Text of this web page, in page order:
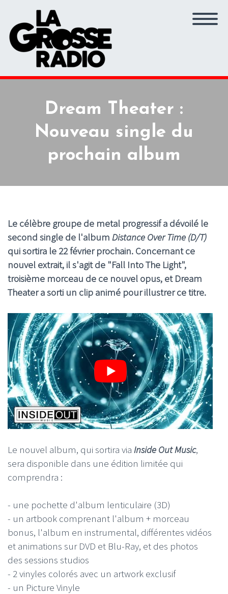
Dream Theater :
Nouveau single du
prochain album
Le célèbre groupe de metal progressif a dévoilé le
second single de l'album Distance Over Time (D/T)
qui sortira le 22 février prochain. Concernant ce
nouvel extrait, il s'agit de "Fall Into The Light",
troisième morceau de ce nouvel opus, et Dream
Theater a sorti un clip animé pour illustrer ce titre.
Le nouvel album, qui sortira via Inside Out Music,
sera disponible dans une édition limitée qui
comprendra :
- une pochette d'album lenticulaire (3D)
- un artbook comprenant l'album + morceau
bonus, l'album en instrumental, différentes vidéos
et animations sur DVD et Blu-Ray, et des photos
des sessions studios
- 2 vinyles colorés avec un artwork exclusif
- un Picture Vinyle